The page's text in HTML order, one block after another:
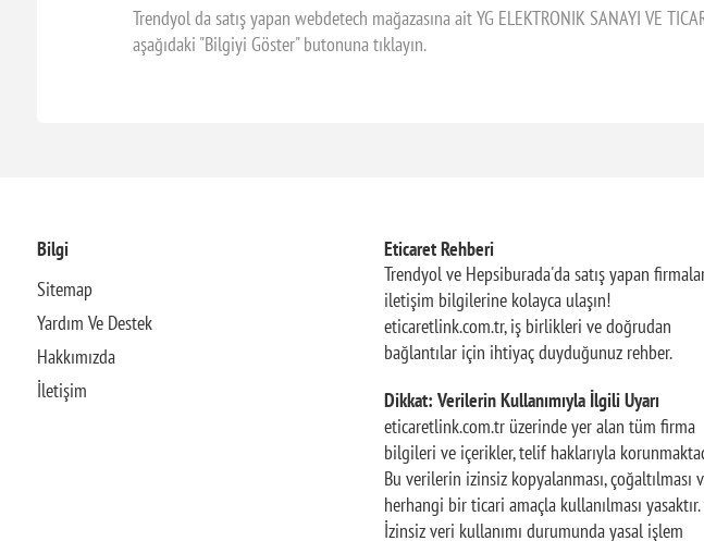
Trendyol da satış yapan webdetech mağazasına ait YG ELEKTRONIK SANAYI VE
aşağıdaki "Bilgiyi Göster" butonuna tıklayın.
Bilgi
Sitemap
Yardım Ve Destek
Hakkımızda
İletişim
Eticaret Rehberi
Trendyol ve Hepsiburada'da satış yapan
iletişim bilgilerine kolayca ulaşın!
eticaretlink.com.tr, iş birlikleri ve doğrudan
bağlantılar için ihtiyaç duyduğunuz rehber.
Dikkat: Verilerin Kullanımıyla İlgili Uyarı
eticaretlink.com.tr üzerinde yer alan tüm firma
bilgileri ve içerikler, telif haklarıyla
Bu verilerin izinsiz kopyalanması, çoğaltılması
herhangi bir ticari amaçla kullanılması yasaktır.
İzinsiz veri kullanımı durumunda yasal işlem